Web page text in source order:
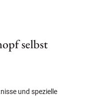
selbst
und spezielle